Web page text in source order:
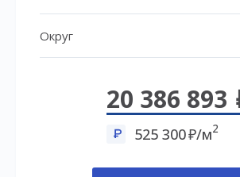
Округ
20 386 893
525 300 /м2